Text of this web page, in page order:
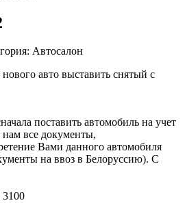
Автосалон
авто выставить снятый с
поставить автомобиль на учет
нам все документы,
Вами данного автомобиля
на ввоз в Белоруссию). С
3100